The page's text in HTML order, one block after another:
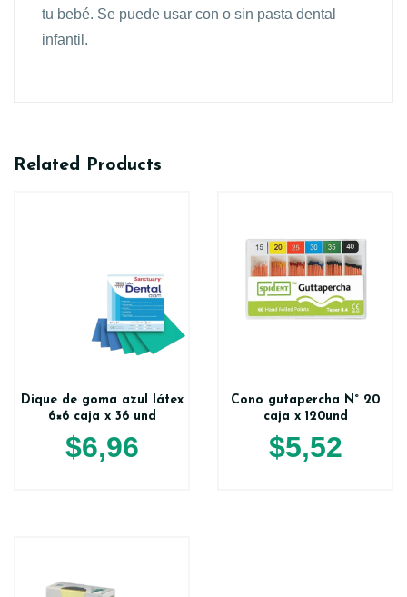
tu bebé. Se puede usar con o sin pasta dental
infantil.
Related Products
Dique de goma azul látex
6×6 caja x 36 und
$6,96
Cono gutapercha N° 20
caja x 120und
$5,52